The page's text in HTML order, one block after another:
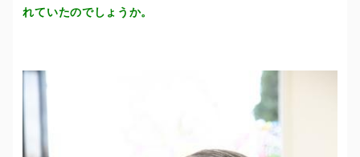
れていたのでしょうか。